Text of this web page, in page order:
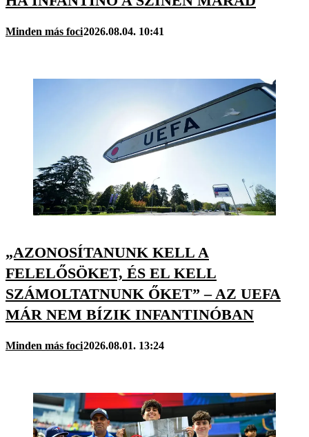
Minden más foci2026.08.04. 10:41
„AZONOSÍTANUNK KELL A
FELELŐSÖKET, ÉS EL KELL
SZÁMOLTATNUNK ŐKET” – AZ UEFA
MÁR NEM BÍZIK INFANTINÓBAN
Minden más foci2026.08.01. 13:24